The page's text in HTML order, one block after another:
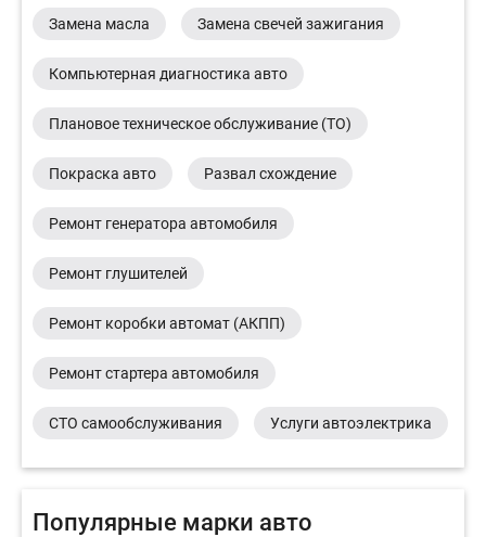
Замена масла Замена свечей зажигания
Компьютерная диагностика авто
Плановое техническое обслуживание (ТО)
Покраска авто Развал схождение
Ремонт генератора автомобиля
Ремонт глушителей
Ремонт коробки автомат (АКПП)
Ремонт стартера автомобиля
СТО самообслуживания Услуги автоэлектрика
Популярные марки авто